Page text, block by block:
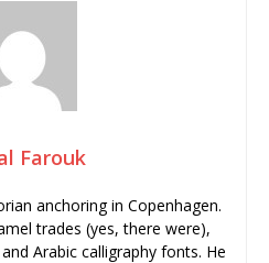
Farouk
anchoring in Copenhagen.
trades (yes, there were),
Arabic calligraphy fonts. He